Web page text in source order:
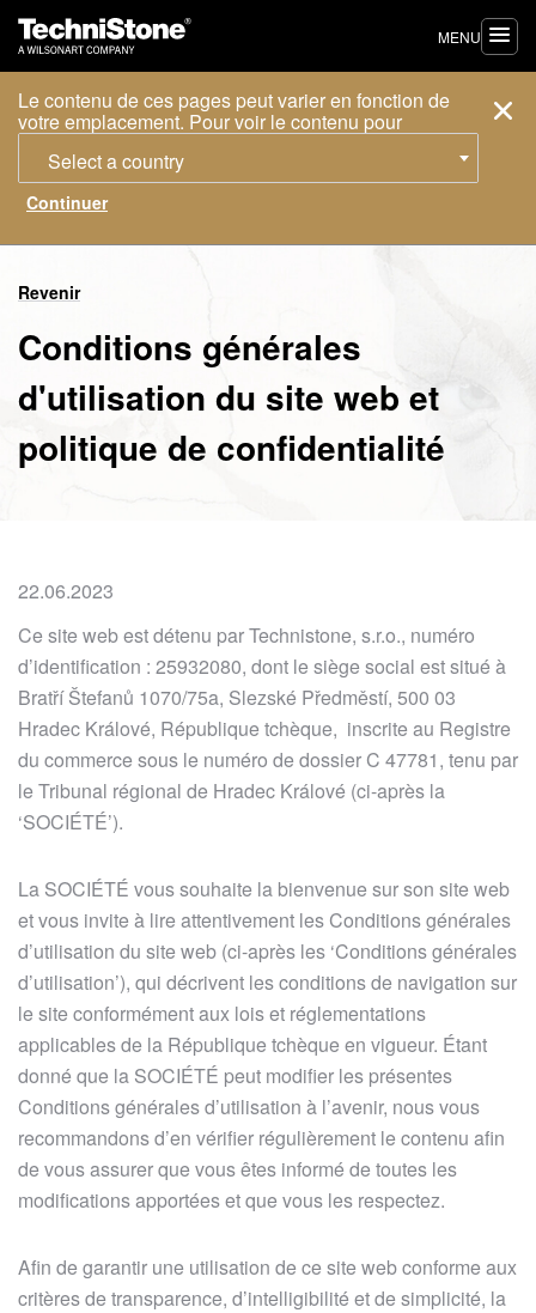
Le contenu de ces pages peut varier en fonction de
votre emplacement. Pour voir le contenu pour
Select a country
MENU
Revenir
Conditions générales
d'utilisation du site web et
politique de confidentialité
22.06.2023
Ce site web est détenu par Technistone, s.r.o., numéro
d’identification : 25932080, dont le siège social est situé à
Bratří Štefanů 1070/75a, Slezské Předměstí, 500 03
Hradec Králové, République tchèque, inscrite au Registre
du commerce sous le numéro de dossier C 47781, tenu par
le Tribunal régional de Hradec Králové (ci-après la
‘SOCIÉTÉ’).
La SOCIÉTÉ vous souhaite la bienvenue sur son site web
et vous invite à lire attentivement les Conditions générales
d’utilisation du site web (ci-après les ‘Conditions générales
d’utilisation’), qui décrivent les conditions de navigation sur
le site conformément aux lois et réglementations
applicables de la République tchèque en vigueur. Étant
donné que la SOCIÉTÉ peut modifier les présentes
Conditions générales d’utilisation à l’avenir, nous vous
recommandons d’en vérifier régulièrement le contenu afin
de vous assurer que vous êtes informé de toutes les
modifications apportées et que vous les respectez.
Afin de garantir une utilisation de ce site web conforme aux
critères de transparence, d’intelligibilité et de simplicité, la